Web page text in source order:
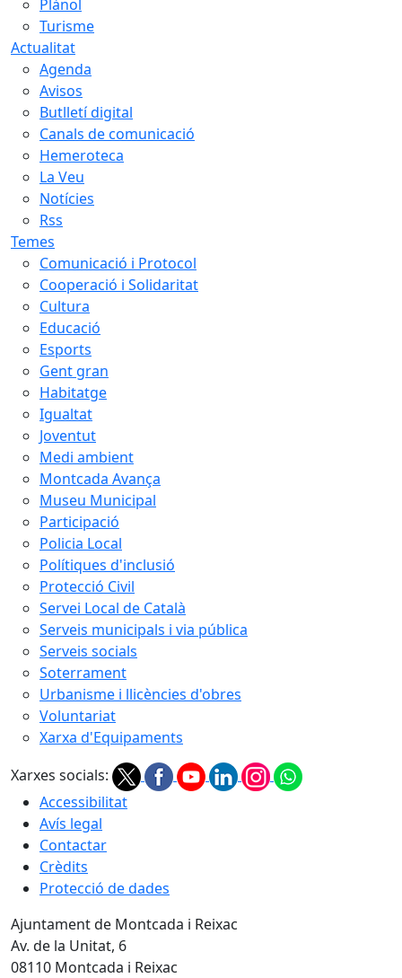
Plànol
Turisme
Actualitat
Agenda
Avisos
Butlletí digital
Canals de comunicació
Hemeroteca
La Veu
Notícies
Rss
Temes
Comunicació i Protocol
Cooperació i Solidaritat
Cultura
Educació
Esports
Gent gran
Habitatge
Igualtat
Joventut
Medi ambient
Montcada Avança
Museu Municipal
Participació
Policia Local
Polítiques d'inclusió
Protecció Civil
Servei Local de Català
Serveis municipals i via pública
Serveis socials
Soterrament
Urbanisme i llicències d'obres
Voluntariat
Xarxa d'Equipaments
Xarxes socials:
Accessibilitat
Avís legal
Contactar
Crèdits
Protecció de dades
Ajuntament de Montcada i Reixac
Av. de la Unitat, 6
08110 Montcada i Reixac